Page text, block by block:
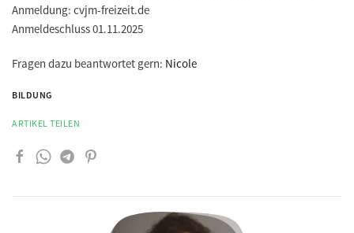
Anmeldung: cvjm-freizeit.de
Anmeldeschluss 01.11.2025
Fragen dazu beantwortet gern: Nicole
BILDUNG
ARTIKEL TEILEN